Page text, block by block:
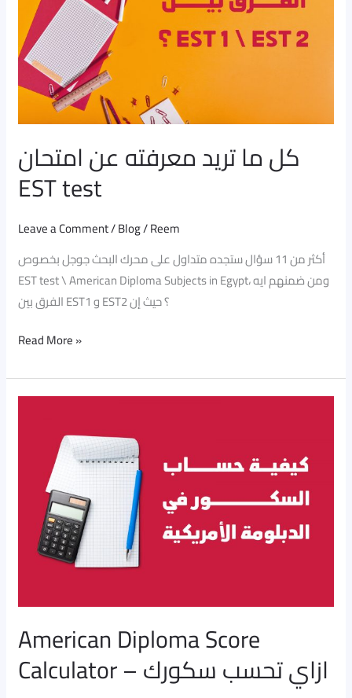
كل ما تريد معرفته عن امتحان
EST test
Leave a Comment/Blog/Reem
أكثر من 11 سؤال ستجده متداول على محرك البحث جوجل بخصوص
EST test \ American Diploma Subjects in Egypt، ومن ضمنهم ايه
الفرق بين EST1 و EST2 ؟ حيث إن
امتحان
EST
test
Read More »
American Diploma Score
Calculator – ازاي تحسب سكورك
Calculator
تحسب
سكورك